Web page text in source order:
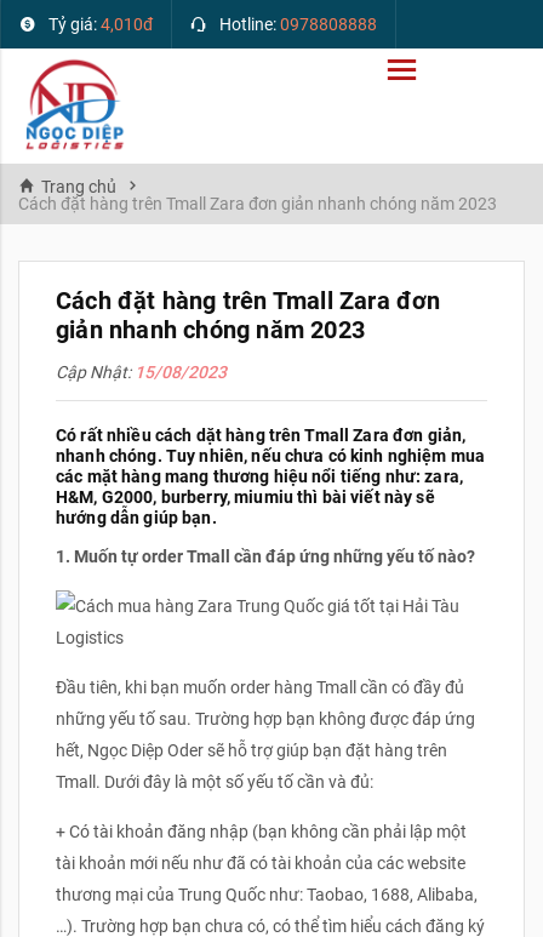
Tỷ giá:4,010đ Hotline:0978808888
Trang chủ
Cách đặt hàng trên Tmall Zara đơn giản nhanh chóng năm 2023
Cách đặt hàng trên Tmall Zara đơn
giản nhanh chóng năm 2023
Cập Nhật: 15/08/2023
Có rất nhiều cách dặt hàng trên Tmall Zara đơn giản,
nhanh chóng. Tuy nhiên, nếu chưa có kinh nghiệm mua
các mặt hàng mang thương hiệu nổi tiếng như: zara,
H&M, G2000, burberry, miumiu thì bài viết này sẽ
hướng dẫn giúp bạn.
1. Muốn tự order Tmall cần đáp ứng những yếu tố nào?
Đầu tiên, khi bạn muốn order hàng Tmall cần có đầy đủ
những yếu tố sau. Trường hợp bạn không được đáp ứng
hết, Ngọc Diệp Oder sẽ hỗ trợ giúp bạn đặt hàng trên
Tmall. Dưới đây là một số yếu tố cần và đủ:
+ Có tài khoản đăng nhập (bạn không cần phải lập một
tài khoản mới nếu như đã có tài khoản của các website
thương mại của Trung Quốc như: Taobao, 1688, Alibaba,
…). Trường hợp bạn chưa có, có thể tìm hiểu cách đăng ký